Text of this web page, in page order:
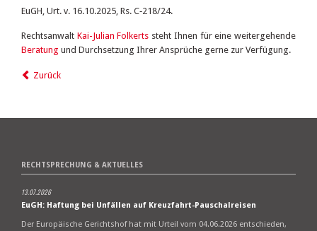
EuGH, Urt. v. 16.10.2025, Rs. C‑218/24.
Rechtsanwalt Kai-Julian Folkerts steht Ihnen für eine weitergehende
Beratung und Durchsetzung Ihrer Ansprüche gerne zur Verfügung.
Zurück
RECHTSPRECHUNG & AKTUELLES
13.07.2026
EuGH: Haftung bei Unfällen auf Kreuzfahrt-Pauschalreisen
Der Europäische Gerichtshof hat mit Urteil vom 04.06.2026 entschieden,